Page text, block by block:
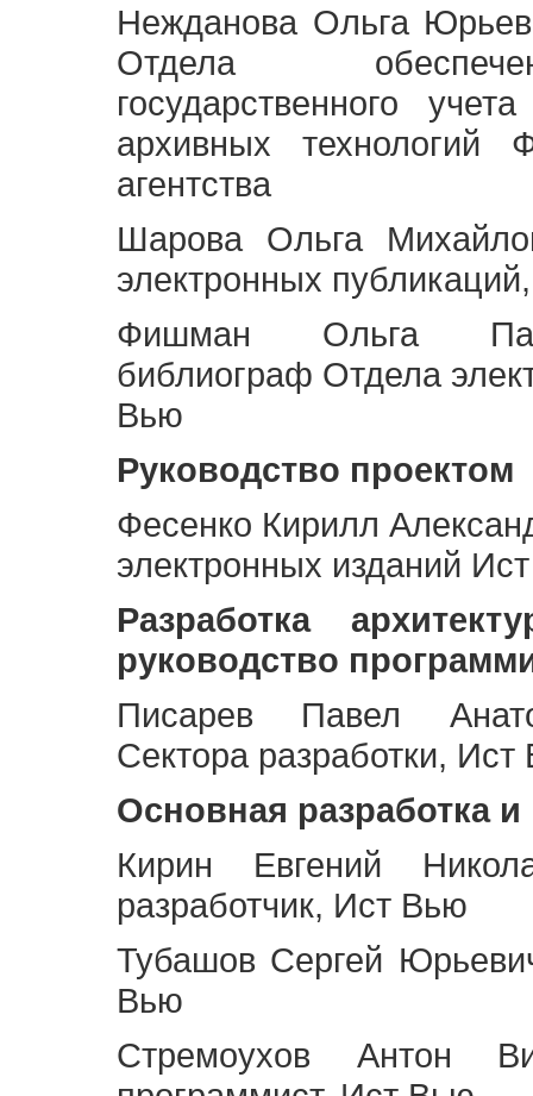
Нежданова Ольга
Отдела
государственного
архивных технологий
агентства
Шарова Ольга
электронных
Фишман Ольга
библиограф Отдела
Вью
Руководство проектом
Фесенко Кирилл
электронных изданий
Разработка
руководство
Писарев Павел
Сектора разработки,
Основная разработка
Кирин Евгений
разработчик, Ист Вью
Тубашов Сергей
Вью
Стремоухов Антон